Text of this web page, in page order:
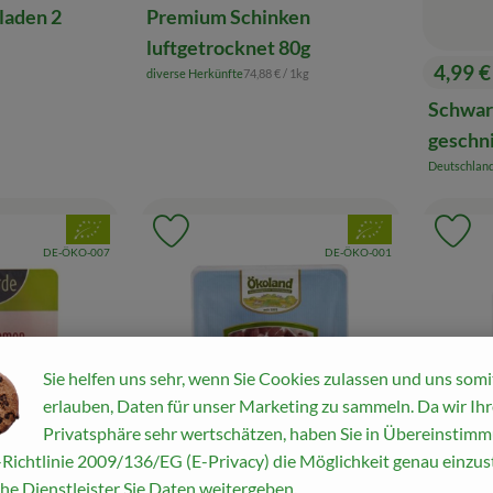
2
Premium Schinken
luftgetrocknet 80g
, Herkunft:
diverse Herkünfte, Referenzpreis:
74,88 €/ 1kg
, Preis:
4,99 €
, Herkunft:
, Verband:
, Kontrollstelle:
DE-ÖKO-007
hinzufügen
, Verband:
, Kontrollstelle:
DE-ÖKO-001
Produkt zu Favouriten hinzufügen
Sie helfen uns sehr, wenn Sie Cookies zulassen und uns
erlauben, Daten für unser Marketing zu sammeln. Da wir
Privatsphäre sehr wertschätzen, haben Sie in
2009/136/EG (E-Privacy) die Möglichkeit genau
Dienstleister Sie Daten weitergeben.